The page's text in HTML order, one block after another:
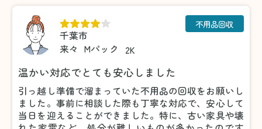
千葉市
来々 Mパック 2K
不用品回収
温かい対応でとても安心しました
引っ越し準備で溜まっていた不用品の回収をお願いし
ました。事前に相談した際も丁寧な対応で、安心して
当日を迎えることができました。特に、古い家具や壊